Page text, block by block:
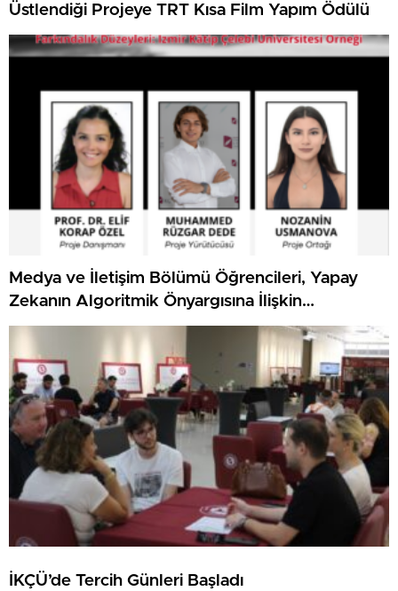
Üstlendiği Projeye TRT Kısa Film Yapım Ödülü
Medya ve İletişim Bölümü Öğrencileri, Yapay
Zekanın Algoritmik Önyargısına İlişkin
Farkındalık Düzeylerini Araştıracak
İKÇÜ’de Tercih Günleri Başladı